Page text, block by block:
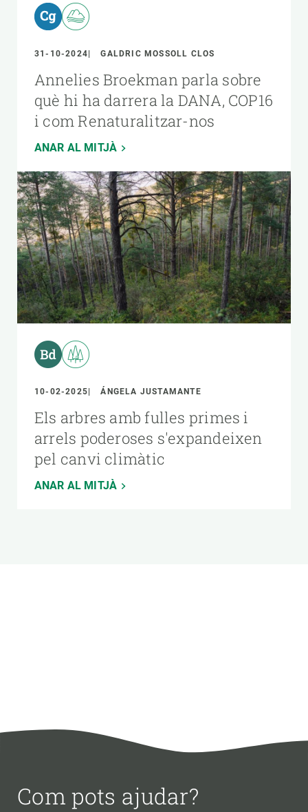
31-10-2024 GALDRIC MOSSOLL CLOS
Annelies Broekman parla sobre
què hi ha darrera la DANA, COP16
i com Renaturalitzar-nos
ANAR AL MITJÀ
10-02-2025 ÁNGELA JUSTAMANTE
Els arbres amb fulles primes i
arrels poderoses s'expandeixen
pel canvi climàtic
ANAR AL MITJÀ
Com pots ajudar?